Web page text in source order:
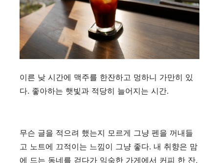
이른 낮 시간에 맥주를 한잔하고 멍하니 가만히 있
다. 좋아하는 햇빛과 적당히 늘어지는 시간.
무슨 글을 적으려 했는지 모르게 그냥 펜을 꺼내들
고 노트에 끄적이는 느낌이 그냥 좋다. 내 취향은 맘
에 드는 동네를 걷다가 익숙한 가게에서 커피 한 잔,